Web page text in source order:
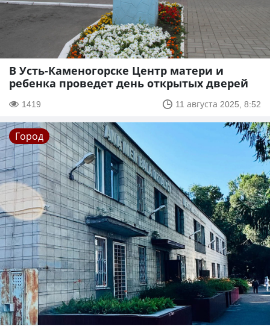
В Усть-Каменогорске Центр матери и
ребенка проведет день открытых дверей
1419 11 августа 2025, 8:52
Город